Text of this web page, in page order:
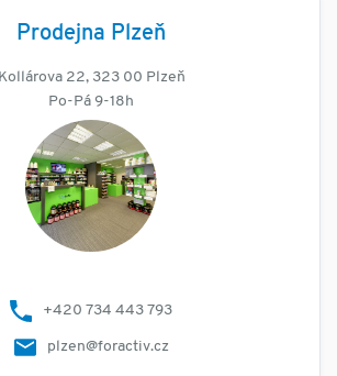
Prodejna Plzeň
Kollárova 22, 323 00 Plzeň
Po-Pá 9-18h
+420 734 443 793
plzen@foractiv.cz